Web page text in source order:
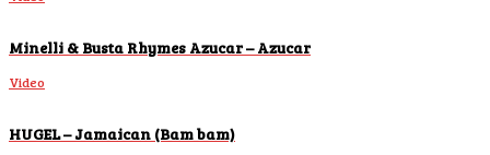
Minelli & Busta Rhymes Azucar – Azucar
Video
HUGEL – Jamaican (Bam bam)